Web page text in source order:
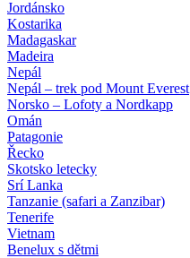
Jordánsko
Kostarika
Madagaskar
Madeira
Nepál
Nepál – trek pod Mount Everest
Norsko – Lofoty a Nordkapp
Omán
Patagonie
Řecko
Skotsko letecky
Srí Lanka
Tanzanie (safari a Zanzibar)
Tenerife
Vietnam
Benelux s dětmi